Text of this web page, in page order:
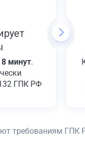
минут.
ГПК РФ
требованиям ГПК